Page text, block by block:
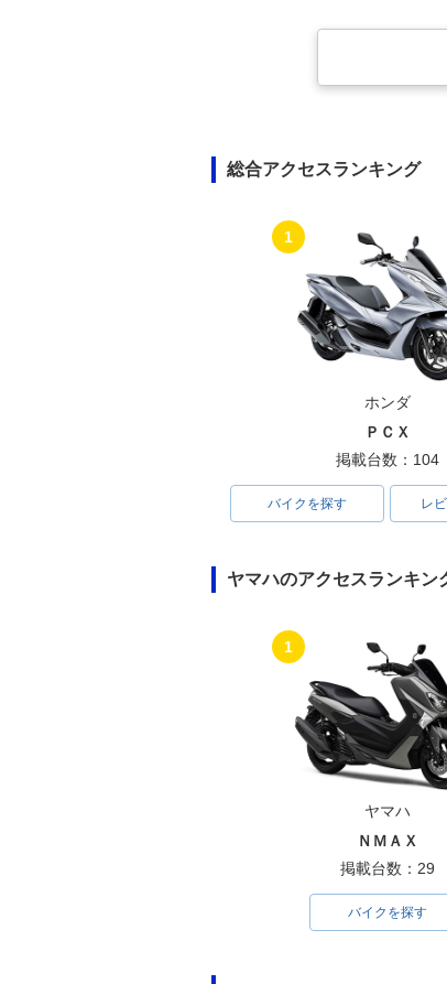
総合アクセスランキング
1
ホンダ
ＰＣＸ
掲載台数：104
バイクを探す レ
ヤマハのアクセスランキン
1
ヤマハ
ＮＭＡＸ
掲載台数：29
バイクを探す